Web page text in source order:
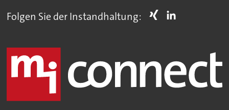
Folgen Sie der Instandhaltung: